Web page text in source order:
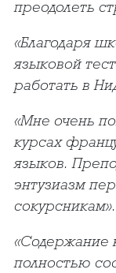
преодолеть
«Благодаря
языковой
работать в
«Мне очень
курсах
языков.
энтузиазм
сокурсникам».
«Содержание
полностью